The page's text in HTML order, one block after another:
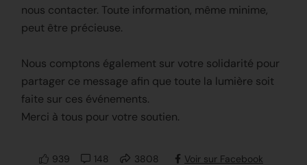
nous contacter. Toute information, même minime,
peut être précieuse.
Nous comptons également sur votre solidarité pour
partager ce message afin que toute la lumière soit
faite sur ces événements.
Merci à tous pour votre soutien.
939 148 3808 Voir sur Facebook